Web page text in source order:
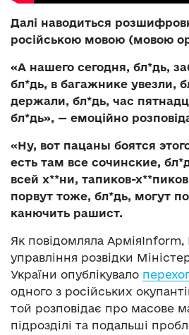
Далі наводиться
російською мовою (мовою
«А нашего сегодня, бл*дь,
бл*дь, в багажнике увезли,
держали, бл*дь, час
бл*дь», — емоційно
«Ну, вот пацаны боятся
есть там все сочинские,
всей х**ни, тапиков-
порвут тоже, бл*дь, могут
канючить рашист.
Як повідомляла АрміяInform,
управління розвідки
України опублікувало
одного з російських
той розповідає про масове
підрозділі та подальші